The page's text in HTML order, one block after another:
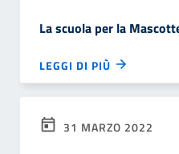
La scuola per la
LEGGI DI PIÙ
31 MARZO 2022